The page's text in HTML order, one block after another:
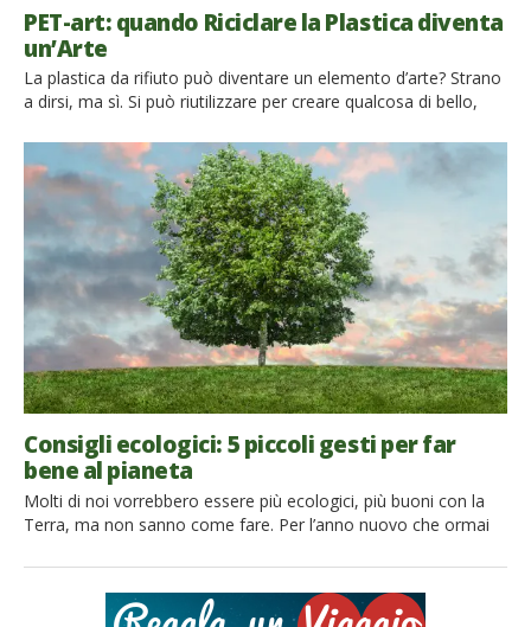
PET-art: quando Riciclare la Plastica diventa
un’Arte
La plastica da rifiuto può diventare un elemento d’arte? Strano
a dirsi, ma sì. Si può riutilizzare per creare qualcosa di bello,
PET-art, facendo del riciclo della plastica la sua missione Le
problematiche legate all’uso (e abuso) della plastica sono ben
note. Mentre gli esperti avvertono […]
Consigli ecologici: 5 piccoli gesti per far
bene al pianeta
Molti di noi vorrebbero essere più ecologici, più buoni con la
Terra, ma non sanno come fare. Per l’anno nuovo che ormai
piccoli consigli ecologici facili da seguire e che un
effettivo impatto positivo sul nostro stile di vita, che diventerà
così più sostenibile. Si tratta di gesti quotidiani che ti